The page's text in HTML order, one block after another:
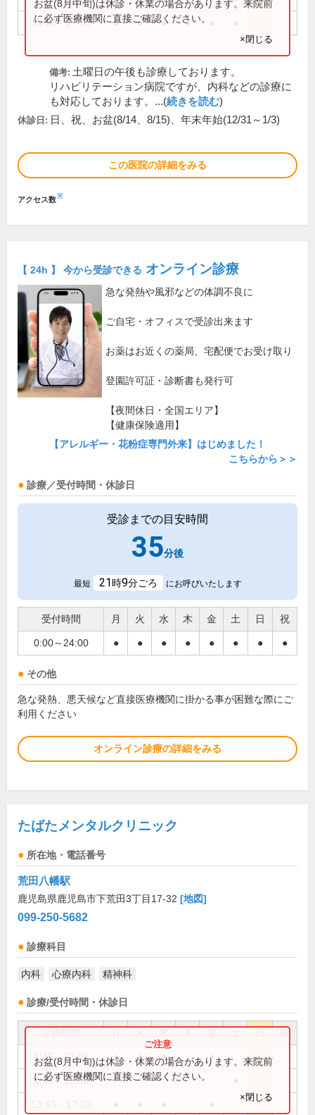
13:30～17:00 ● ● ● ●
お盆(8月中旬)は休診・休業の場合があります。来院前
に必ず医療機関に直接ご確認ください。
×閉じる
備考: 土曜日の午後も診療しております。
リハビリテーション病院ですが、内科などの診療に
も対応しております。...(続きを読む)
休診日: 日、祝、お盆(8/14、8/15)、年末年始(12/31～1/3)
この医院の詳細をみる
アクセス数※
【 24h 】 今から受診できる オンライン診療
急な発熱や風邪などの体調不良に
ご自宅・オフィスで受診出来ます
お薬はお近くの薬局、宅配便でお受け取り
登園許可証・診断書も発行可
【夜間休日・全国エリア】
【健康保険適用】
【アレルギー・花粉症専門外来】はじめました！
こちらから＞＞
診療／受付時間・休診日
受診までの目安時間
35分後
最短 21時9分ごろ にお呼びいたします
受付時間 月 火 水 木 金 土 日 祝
0:00～24:00 ● ● ● ● ● ● ● ●
その他
急な発熱、悪天候など直接医療機関に掛かる事が困難な際にご
利用ください
オンライン診療の詳細をみる
たばたメンタルクリニック
所在地・電話番号
荒田八幡駅
鹿児島県鹿児島市下荒田3丁目17-32 [地図]
099-250-5682
診療科目
内科 心療内科 精神科
診療/受付時間・休診日
祝
8:45～12:00 ● ● ● ●
8:45～12:30
お盆(8月中旬)は休診・休業の場合があります。来院前
に必ず医療機関に直接ご確認ください。
×閉じる